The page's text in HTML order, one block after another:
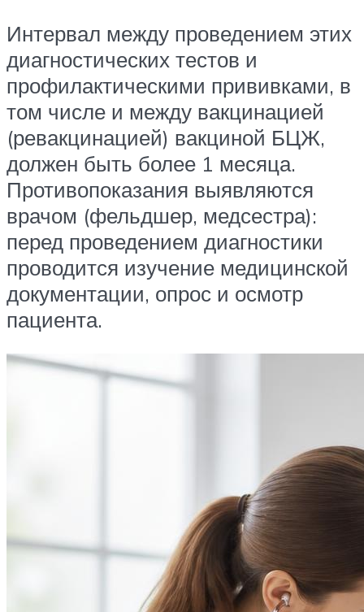
Интервал между проведением этих
диагностических тестов и
профилактическими прививками, в
том числе и между вакцинацией
(ревакцинацией) вакциной БЦЖ,
должен быть более 1 месяца.
Противопоказания выявляются
врачом (фельдшер, медсестра):
перед проведением диагностики
проводится изучение медицинской
документации, опрос и осмотр
пациента.